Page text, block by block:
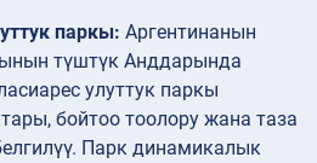
паркы: Аргентинанын
түштүк Анддарында
улуттук паркы
бойтоо тоолору жана таза
Парк динамикалык